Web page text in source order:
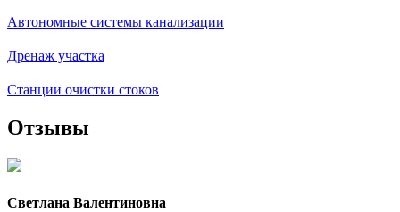
Автономные системы канализации
Дренаж участка
Станции очистки стоков
Отзывы
Светлана Валентиновна